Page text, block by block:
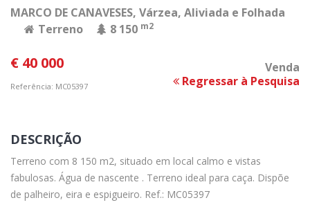
MARCO DE CANAVESES, Várzea, Aliviada e Folhada
Terreno
8 150 m2
€ 40 000 Venda
Referência: MC05397 Regressar à Pesquisa
DESCRIÇÃO
Terreno com 8 150 m2, situado em local calmo e vistas
fabulosas. Água de nascente . Terreno ideal para caça. Dispõe
de palheiro, eira e espigueiro. Ref.: MC05397